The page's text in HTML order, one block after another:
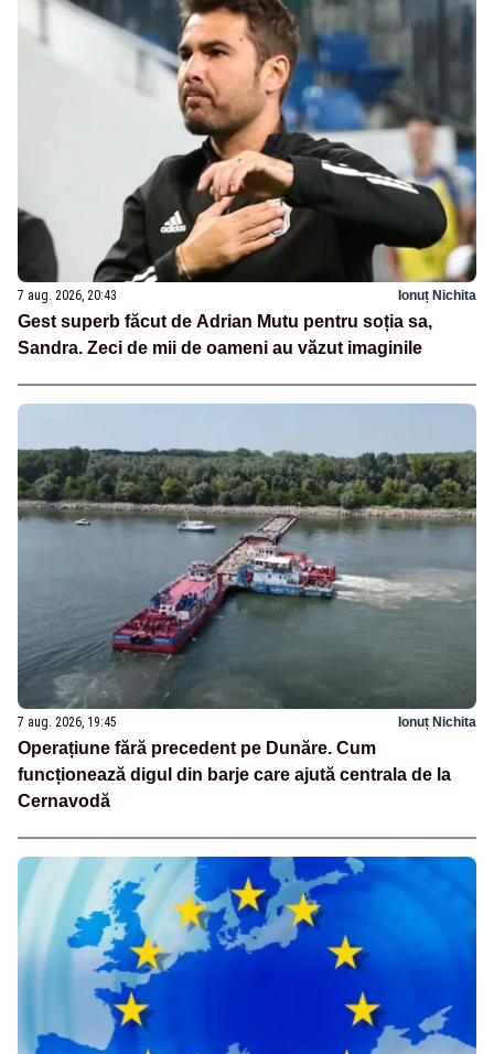
7 aug. 2026, 20:43 Ionuț Nichita
Gest superb făcut de Adrian Mutu pentru soția sa,
Sandra. Zeci de mii de oameni au văzut imaginile
7 aug. 2026, 19:45 Ionuț Nichita
Operațiune fără precedent pe Dunăre. Cum
funcționează digul din barje care ajută centrala de la
Cernavodă